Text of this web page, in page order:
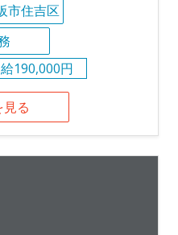
市住吉区
190,000円
る